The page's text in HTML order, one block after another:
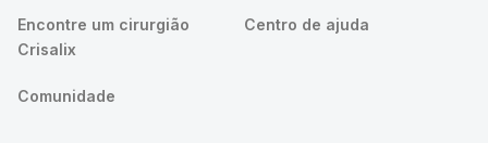
Encontre um cirurgião
Crisalix
Comunidade
Centro de ajuda